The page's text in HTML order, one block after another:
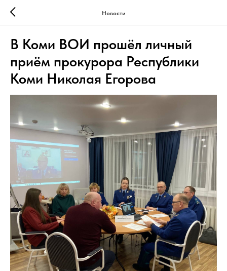
Новости
В Коми ВОИ прошёл личный
приём прокурора Республики
Коми Николая Егорова